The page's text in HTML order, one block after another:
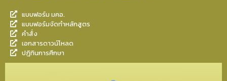
แบบฟอร์ม มคอ.
แบบฟอร์มจัดทำหลักสูตร
คำสั่ง
เอกสารดาวน์โหลด
ปฎิทินการศึกษา